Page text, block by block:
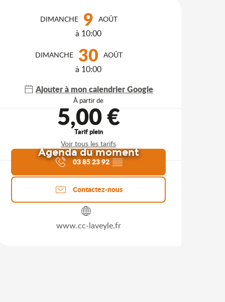
DIMANCHE 9 AOÛT
à 10:00
DIMANCHE 30 AOÛT
à 10:00
Ajouter à mon calendrier Google
À partir de
5,00 €
Tarif plein
Voir tous les tarifs
Agenda du moment
03 85 23 92▒▒
Contactez-nous
www.cc-laveyle.fr